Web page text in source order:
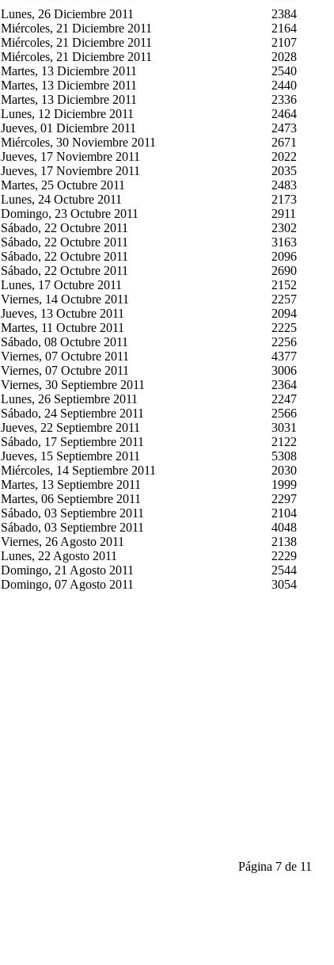
Lunes, 26 Diciembre 2011
2384
Miércoles, 21 Diciembre 2011
2164
Miércoles, 21 Diciembre 2011
2107
Miércoles, 21 Diciembre 2011
2028
Martes, 13 Diciembre 2011
2540
Martes, 13 Diciembre 2011
2440
Martes, 13 Diciembre 2011
2336
Lunes, 12 Diciembre 2011
2464
Jueves, 01 Diciembre 2011
2473
Miércoles, 30 Noviembre 2011
2671
Jueves, 17 Noviembre 2011
2022
Jueves, 17 Noviembre 2011
2035
Martes, 25 Octubre 2011
2483
Lunes, 24 Octubre 2011
2173
Domingo, 23 Octubre 2011
2911
Sábado, 22 Octubre 2011
2302
Sábado, 22 Octubre 2011
3163
Sábado, 22 Octubre 2011
2096
Sábado, 22 Octubre 2011
2690
Lunes, 17 Octubre 2011
2152
Viernes, 14 Octubre 2011
2257
Jueves, 13 Octubre 2011
2094
Martes, 11 Octubre 2011
2225
Sábado, 08 Octubre 2011
2256
Viernes, 07 Octubre 2011
4377
Viernes, 07 Octubre 2011
3006
Viernes, 30 Septiembre 2011
2364
Lunes, 26 Septiembre 2011
2247
Sábado, 24 Septiembre 2011
2566
Jueves, 22 Septiembre 2011
3031
Sábado, 17 Septiembre 2011
2122
Jueves, 15 Septiembre 2011
5308
Miércoles, 14 Septiembre 2011
2030
Martes, 13 Septiembre 2011
1999
Martes, 06 Septiembre 2011
2297
Sábado, 03 Septiembre 2011
2104
Sábado, 03 Septiembre 2011
4048
Viernes, 26 Agosto 2011
2138
Lunes, 22 Agosto 2011
2229
Domingo, 21 Agosto 2011
2544
Domingo, 07 Agosto 2011 3054
Página 7 de 11